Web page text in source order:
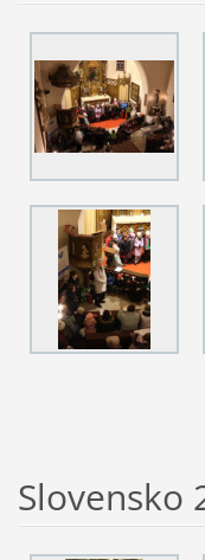
Slovensko